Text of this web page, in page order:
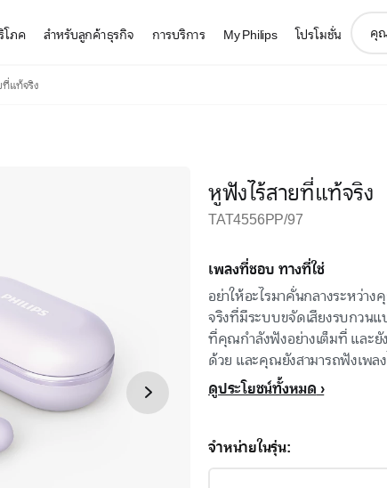
ภค สำหรับลูกค้าธุรกิจ การบริการ My Philips โปรโมชั่น
แท้จริง
หูฟังไร้สายที่แท้จริง
TAT4556PP/97
เพลงที่ชอบ ทางที่ใช่
อย่าให้อะไรมาคั่นกลางระหว่
จริงที่มีระบบขจัดเสียงรบกวน
ที่คุณกำลังฟังอย่างเต็มที่ และยั
ด้วย และคุณยังสามารถฟังเพล
ดูประโยชน์ทั้งหมด
จำหน่ายในรุ่น: